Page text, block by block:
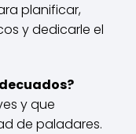
planificar,
y dedicarle el
y que
de paladares.